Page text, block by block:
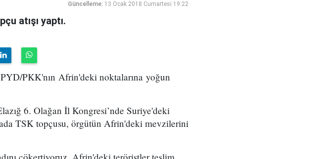
Güncelleme: 13 Ocak 2018 Cumartesi 19:22
atışı yaptı.
PKK'nın Afrin'deki noktalarına yoğun
6. Olağan İl Kongresi’nde Suriye'deki
TSK topçusu, örgütün Afrin'deki mevzilerini